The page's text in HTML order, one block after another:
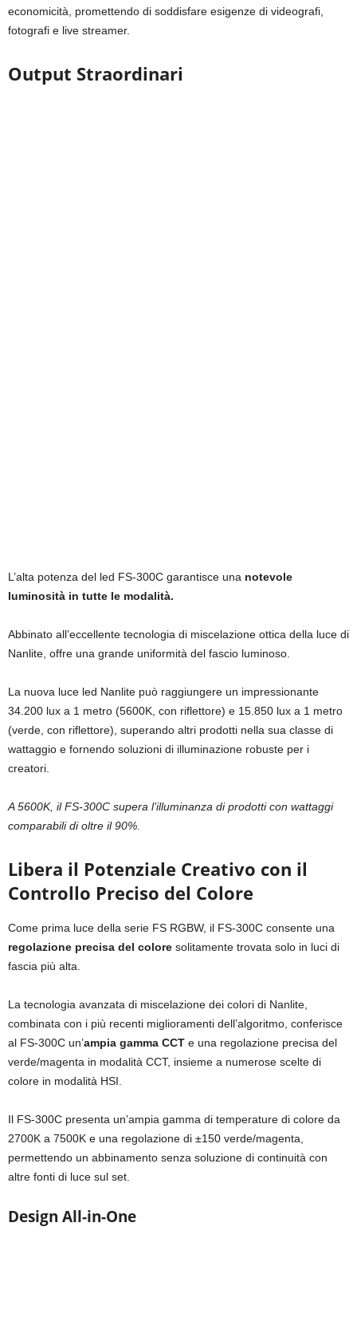
economicità, promettendo di soddisfare esigenze di videografi,
fotografi e live streamer.
Output Straordinari
L’alta potenza del led FS-300C garantisce una notevole
luminosità in tutte le modalità.
Abbinato all’eccellente tecnologia di miscelazione ottica della luce di
Nanlite, offre una grande uniformità del fascio luminoso.
La nuova luce led Nanlite può raggiungere un impressionante
34.200 lux a 1 metro (5600K, con riflettore) e 15.850 lux a 1 metro
(verde, con riflettore), superando altri prodotti nella sua classe di
wattaggio e fornendo soluzioni di illuminazione robuste per i
creatori.
A 5600K, il FS-300C supera l’illuminanza di prodotti con wattaggi
comparabili di oltre il 90%.
Libera il Potenziale Creativo con il
Controllo Preciso del Colore
Come prima luce della serie FS RGBW, il FS-300C consente una
regolazione precisa del colore solitamente trovata solo in luci di
fascia più alta.
La tecnologia avanzata di miscelazione dei colori di Nanlite,
combinata con i più recenti miglioramenti dell’algoritmo, conferisce
al FS-300C un’ampia gamma CCT e una regolazione precisa del
verde/magenta in modalità CCT, insieme a numerose scelte di
colore in modalità HSI.
Il FS-300C presenta un’ampia gamma di temperature di colore da
2700K a 7500K e una regolazione di ±150 verde/magenta,
permettendo un abbinamento senza soluzione di continuità con
altre fonti di luce sul set.
Design All-in-One